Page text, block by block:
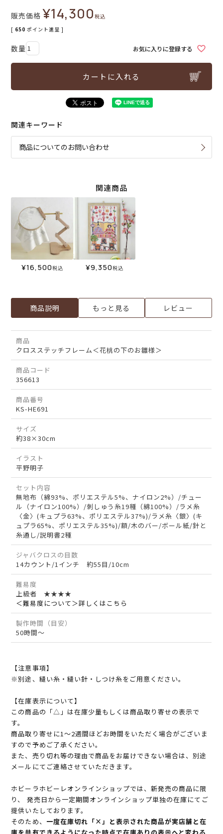
販売価格 ¥14,300税込
[ 650 ポイント進呈 ]
お気に入りに登録する
カートに入れる
関連キーワード
商品についてのお問い合わせ
関連商品
¥16,500税込 ¥9,350税込
商品説明 もっと見る レビュー
商品
クロスステッチフレーム＜花桃の下のお雛様＞
商品コード
356613
商品番号
KS-HE691
サイズ
約38×30cm
イラスト
平野明子
セット内容
無地布（綿93%、ポリエステル5%、ナイロン2%）/チュー
ル（ナイロン100%）/刺しゅう糸19種（綿100%）/ラメ糸
〈金〉(キュプラ63%、ポリエステル37%)/ラメ糸〈銀〉(キ
ュプラ65%、ポリエステル35%)/額/木のバー/ボール紙/針と
糸通し/説明書2種
ジャバクロスの目数
14カウント/1インチ 約55目/10cm
難易度
上級者 ★★★★
＜難易度について＞詳しくはこちら
製作時間（目安）
50時間～
【注意事項】
※別途、縫い糸・縫い針・しつけ糸をご用意ください。
【在庫表示について】
この商品の「△」は在庫少量もしくは商品取り寄せの表示で
す。
商品取り寄せに1～2週間ほどお時間をいただく場合がございま
すので予めご了承ください。
また、売り切れ等の理由で商品をお届けできない場合は、別途
メールにてご連絡させていただきます。
ホビーラホビーレオンラインショップでは、新発売の商品に限
り、 発売日から一定期間オンラインショップ単独の在庫にてご
提供いたしております。
そのため、 一度在庫切れ「×」と表示された商品が実店舗と在